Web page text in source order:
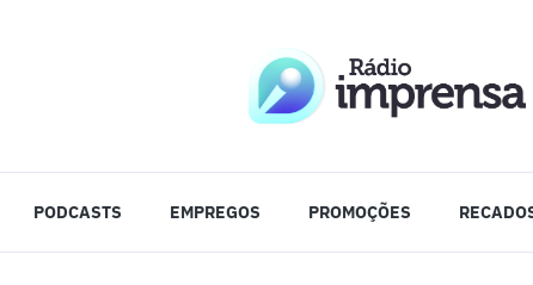
PODCASTS EMPREGOS PROMOÇÕES